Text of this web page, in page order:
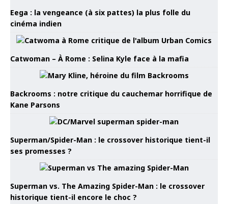
Eega : la vengeance (à six pattes) la plus folle du
cinéma indien
Catwoman – À Rome : Selina Kyle face à la mafia
Backrooms : notre critique du cauchemar horrifique de
Kane Parsons
Superman/Spider-Man : le crossover historique tient-il
ses promesses ?
Superman vs. The Amazing Spider-Man : le crossover
historique tient-il encore le choc ?